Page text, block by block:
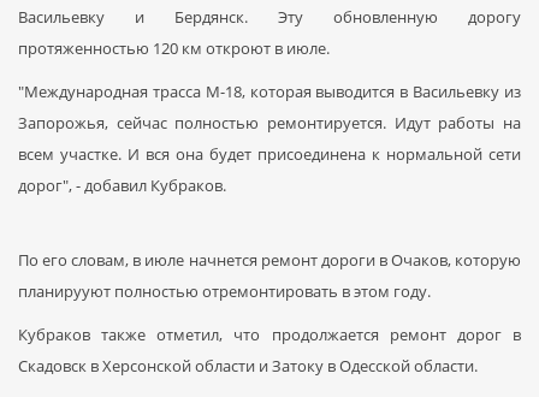
Васильевку и Бердянск. Эту обновленную дорогу
протяженностью 120 км откроют в июле.
"Международная трасса М-18, которая выводится в Васильевку из
Запорожья, сейчас полностью ремонтируется. Идут работы на
всем участке. И вся она будет присоединена к нормальной сети
дорог", - добавил Кубраков.
По его словам, в июле начнется ремонт дороги в Очаков, которую
планирууют полностью отремонтировать в этом году.
Кубраков также отметил, что продолжается ремонт дорог в
Скадовск в Херсонской области и Затоку в Одесской области.